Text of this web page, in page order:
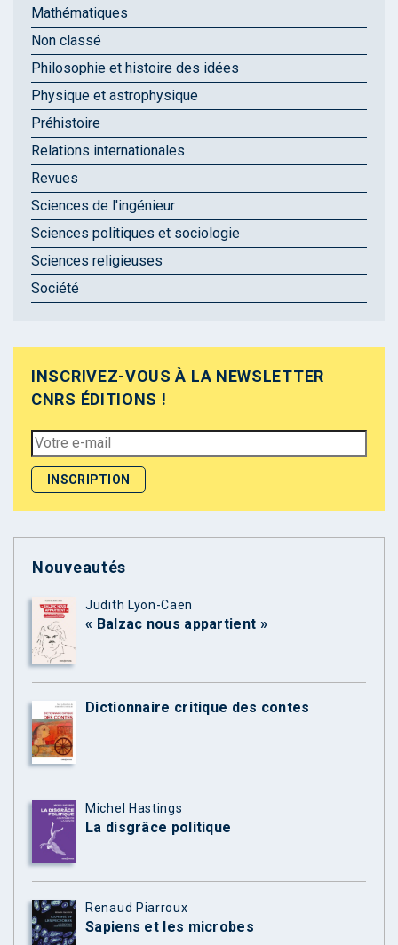
Mathématiques
Non classé
Philosophie et histoire des idées
Physique et astrophysique
Préhistoire
Relations internationales
Revues
Sciences de l'ingénieur
Sciences politiques et sociologie
Sciences religieuses
Société
INSCRIVEZ-VOUS À LA NEWSLETTER
CNRS ÉDITIONS !
Nouveautés
Judith Lyon-Caen
« Balzac nous appartient »
Dictionnaire critique des contes
Michel Hastings
La disgrâce politique
Renaud Piarroux
Sapiens et les microbes